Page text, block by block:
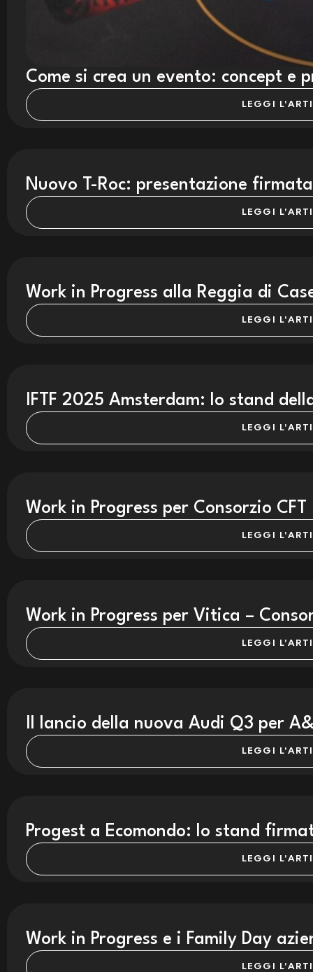
Come si crea un evento: concept e
LEGGI
Nuovo T-Roc: presentazione
LEGGI
Work in Progress alla Reggia di
LEGGI
IFTF 2025 Amsterdam: lo stand
LEGGI
Work in Progress per Consorzio CFT
LEGGI
Work in Progress per Vitica –
LEGGI
Il lancio della nuova Audi Q3 per
LEGGI
Progest a Ecomondo: lo stand
LEGGI
Work in Progress e i Family Day
LEGGI